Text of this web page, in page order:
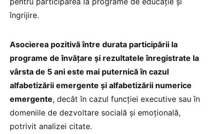
îngrijire.
Asocierea pozitivă între durata participării la
programe de învățare și rezultatele înregistrate la
vârsta de 5 ani este mai puternică în cazul
alfabetizării emergente și alfabetizării numerice
emergente, decât în cazul funcției executive sau în
domeniile de dezvoltare socială și emoțională,
potrivit analizei citate.